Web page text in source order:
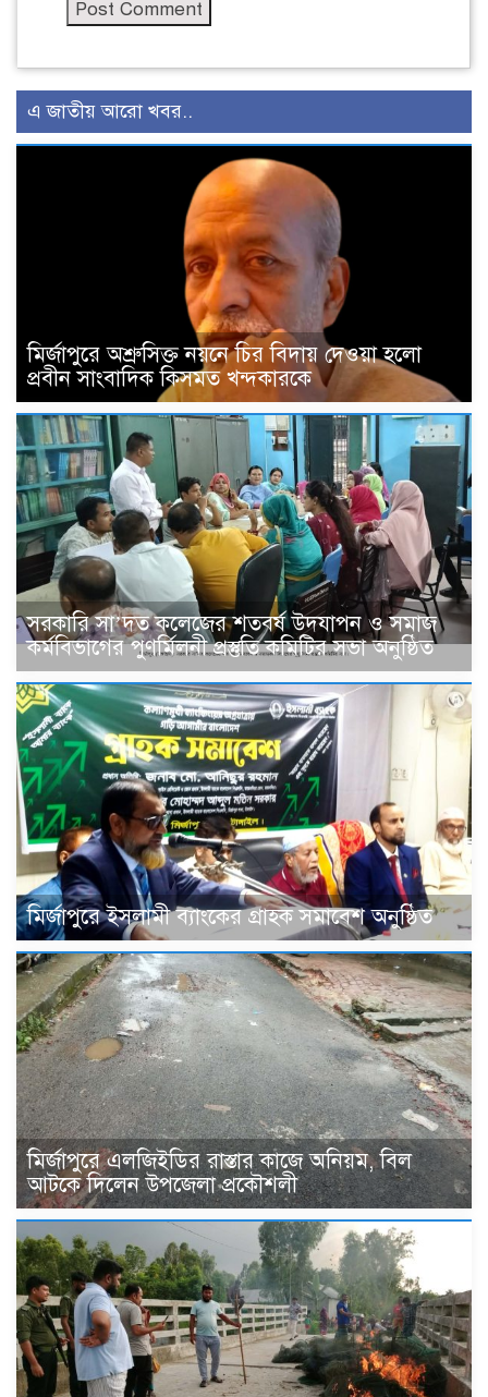
এ জাতীয় আরো খবর..
মির্জাপুরে অশ্রুসিক্ত নয়নে চির বিদায় দেওয়া হলো
প্রবীন সাংবাদিক কিসমত খন্দকারকে
সরকারি সা’দত কলেজের শতবর্ষ উদযাপন ও সমাজ
কর্মবিভাগের পুণর্মিলনী প্রস্তুতি কমিটির সভা অনুষ্ঠিত
মির্জাপুরে ইসলামী ব্যাংকের গ্রাহক সমাবেশ অনুষ্ঠিত
মির্জাপুরে এলজিইডির রাস্তার কাজে অনিয়ম, বিল
আটকে দিলেন উপজেলা প্রকৌশলী